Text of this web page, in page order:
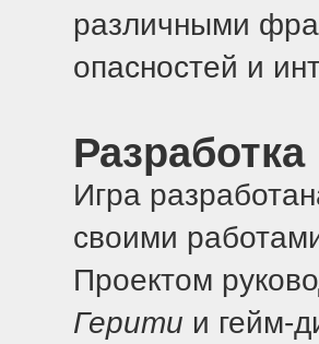
различными
опасностей и
Разработка
Игра
своими
Проектом
Герити и гейм-